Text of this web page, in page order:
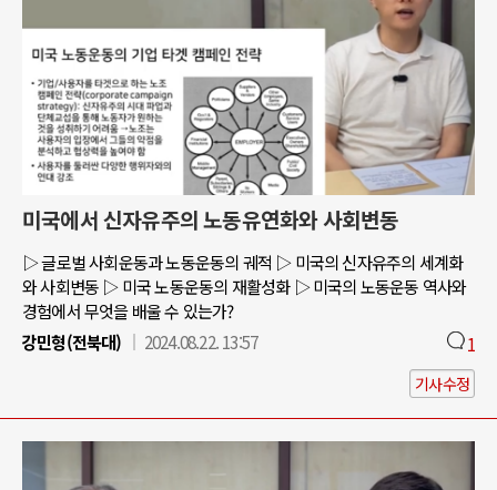
미국에서 신자유주의 노동유연화와 사회변동
▷ 글로벌 사회운동과 노동운동의 궤적 ▷ 미국의 신자유주의 세계화
와 사회변동 ▷ 미국 노동운동의 재활성화 ▷ 미국의 노동운동 역사와
경험에서 무엇을 배울 수 있는가?
강민형(전북대)
2024.08.22. 13:57 1
기사수정